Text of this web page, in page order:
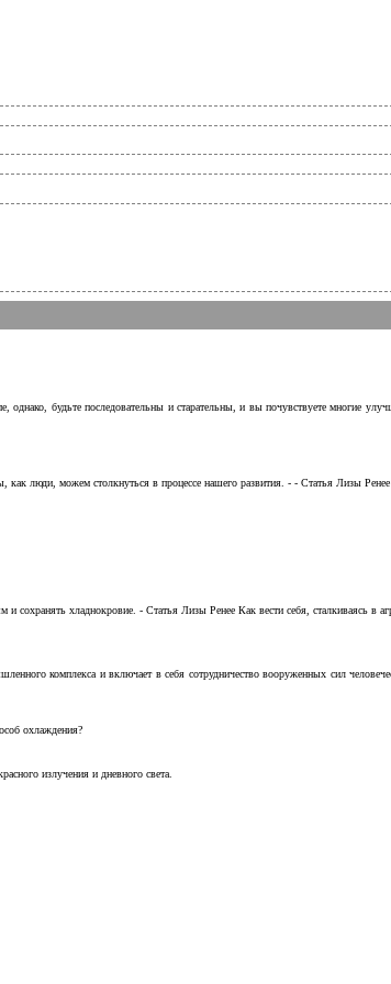
будьте последовательны и старательны, и вы почувствуете многие
люди, можем столкнуться в процессе нашего развития. - - Статья Лизы Ренее
сохранять хладнокровие. - Статья Лизы Ренее Как вести себя, сталкиваясь в
комплекса и включает в себя сотрудничество вооруженных сил
охлаждения?
излучения и дневного света.